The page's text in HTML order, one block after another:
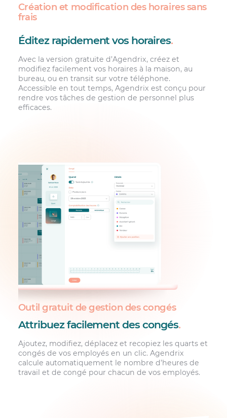
Création et modification des horaires sans
frais
Éditez rapidement vos horaires.
Avec la version gratuite d’Agendrix, créez et
modifiez facilement vos horaires à la maison, au
bureau, ou en transit sur votre téléphone.
Accessible en tout temps, Agendrix est conçu pour
rendre vos tâches de gestion de personnel plus
efficaces.
Outil gratuit de gestion des congés
Attribuez facilement des congés.
Ajoutez, modifiez, déplacez et recopiez les quarts et
congés de vos employés en un clic. Agendrix
calcule automatiquement le nombre d’heures de
travail et de congé pour chacun de vos employés.